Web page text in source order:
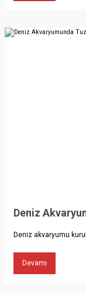
Deniz
Deniz akvaryumu
Devamı